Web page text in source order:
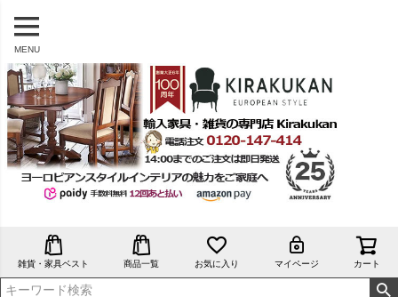
MENU
雑貨・家具ベスト 商品一覧 お気に入り マイページ カート